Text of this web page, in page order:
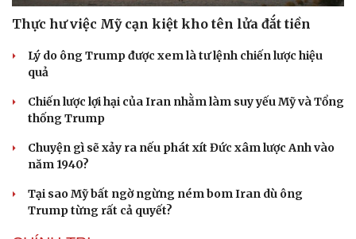
Thực hư việc Mỹ cạn kiệt kho tên lửa đắt tiền
Lý do ông Trump được xem là tư lệnh chiến lược hiệu
quả
Chiến lược lợi hại của Iran nhằm làm suy yếu Mỹ và Tổng
thống Trump
Chuyện gì sẽ xảy ra nếu phát xít Đức xâm lược Anh vào
năm 1940?
Tại sao Mỹ bất ngờ ngừng ném bom Iran dù ông
Trump từng rất cả quyết?